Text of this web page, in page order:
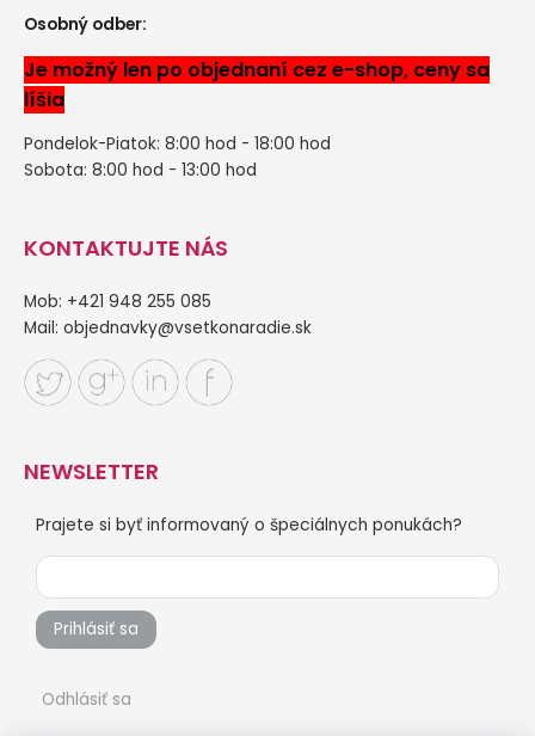
Osobný odber:
Je možný len po objednaní cez e-shop, ceny sa
líšia
Pondelok-Piatok: 8:00 hod - 18:00 hod
Sobota: 8:00 hod - 13:00 hod
KONTAKTUJTE NÁS
Mob: +421 948 255 085
Mail: objednavky@vsetkonaradie.sk
NEWSLETTER
Prajete si byť informovaný o špeciálnych ponukách?
Prihlásiť sa
Odhlásiť sa